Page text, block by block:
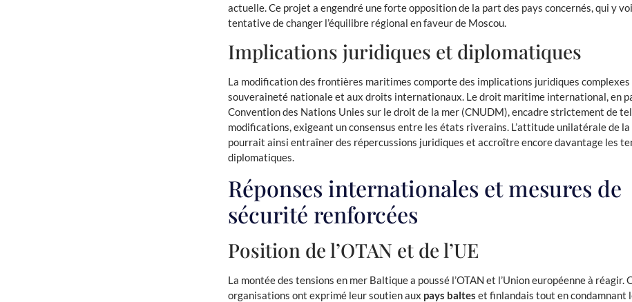
actuelle. Ce projet a engendré une forte opposition de la part des pays concernés, qui y
tentative de changer l’équilibre régional en faveur de Moscou.
Implications juridiques et diplomatiques
La modification des frontières maritimes comporte des implications juridiques complexes
souveraineté nationale et aux droits internationaux. Le droit maritime international, en
Convention des Nations Unies sur le droit de la mer (CNUDM), encadre strictement de
modifications, exigeant un consensus entre les états riverains. L’attitude unilatérale de la
pourrait ainsi entraîner des répercussions juridiques et accroître encore davantage les
diplomatiques.
Réponses internationales et mesures de
sécurité renforcées
Position de l’OTAN et de l’UE
La montée des tensions en mer Baltique a poussé l’OTAN et l’Union européenne à réagir.
organisations ont exprimé leur soutien aux pays baltes et finlandais tout en condamnant